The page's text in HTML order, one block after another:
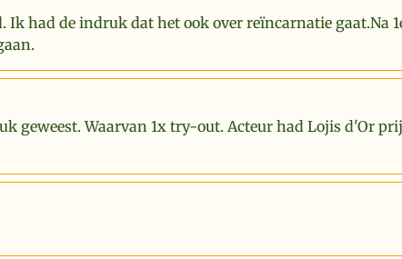
Ik had de indruk dat het ook over reïncarnatie gaat.Na
geweest. Waarvan 1x try-out. Acteur had Lojis d'Or